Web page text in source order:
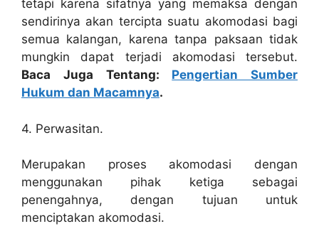
tetapi karena sifatnya yang memaksa dengan
sendirinya akan tercipta suatu akomodasi bagi
semua kalangan, karena tanpa paksaan tidak
mungkin dapat terjadi akomodasi tersebut.
Baca Juga Tentang: Pengertian Sumber
Hukum dan Macamnya.
4. Perwasitan.
Merupakan proses akomodasi dengan
menggunakan pihak ketiga sebagai
penengahnya, dengan tujuan untuk
menciptakan akomodasi.